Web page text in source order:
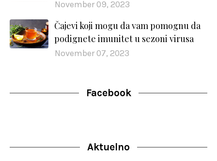
November 09, 2023
Čajevi koji mogu da vam pomognu da
podignete imunitet u sezoni virusa
November 07, 2023
Facebook
Aktuelno